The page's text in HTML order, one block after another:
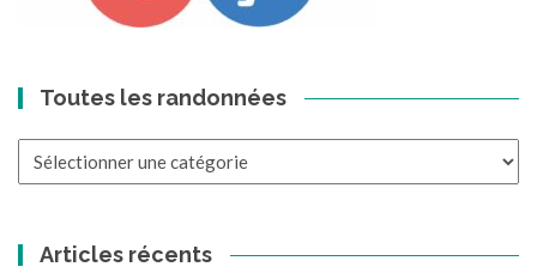
Toutes les randonnées
Articles récents